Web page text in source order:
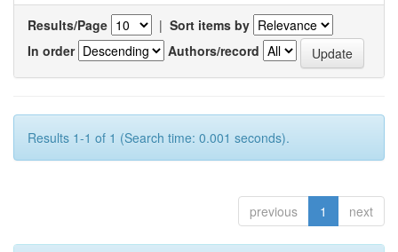
Results/Page | Sort items by
In order
Authors/record
Results 1-1 of 1 (Search time: 0.001 seconds).
previous 1 next